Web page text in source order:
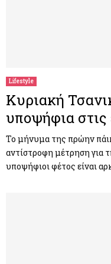
Lifestyle
Κυριακή
υποψήφια στις
Το μήνυμα της πρώην
αντίστροφη μέτρηση για
υποψήφιοι φέτος είναι